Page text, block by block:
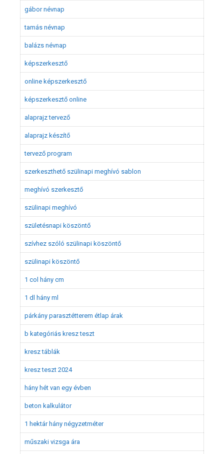
gábor névnap
tamás névnap
balázs névnap
képszerkesztő
online képszerkesztő
képszerkesztő online
alaprajz tervező
alaprajz készítő
tervező program
szerkeszthető szülinapi meghívó sablon
meghívó szerkesztő
szülinapi meghívó
születésnapi köszöntő
szívhez szóló szülinapi köszöntő
szülinapi köszöntő
1 col hány cm
1 dl hány ml
párkány parasztétterem étlap árak
b kategóriás kresz teszt
kresz táblák
kresz teszt 2024
hány hét van egy évben
beton kalkulátor
1 hektár hány négyzetméter
műszaki vizsga ára